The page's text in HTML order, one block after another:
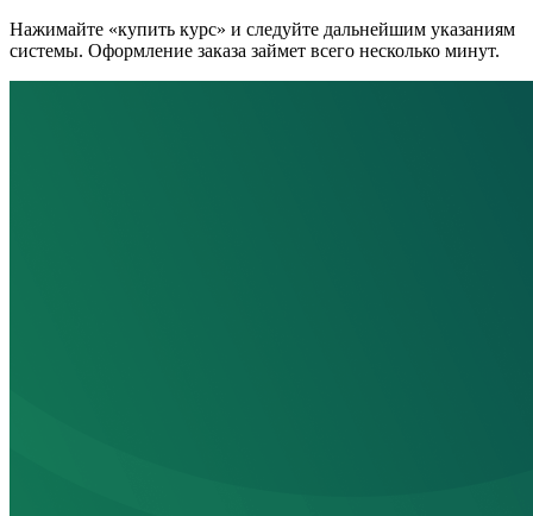
Нажимайте «купить курс» и следуйте дальнейшим указаниям
системы. Оформление заказа займет всего несколько минут.